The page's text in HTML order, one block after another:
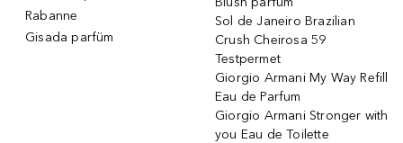
Rabanne
Gisada parfüm
Sol de Janeiro Brazilian
Crush Cheirosa 59
Testpermet
Giorgio Armani My Way Refill
Eau de Parfum
Giorgio Armani Stronger with
you Eau de Toilette